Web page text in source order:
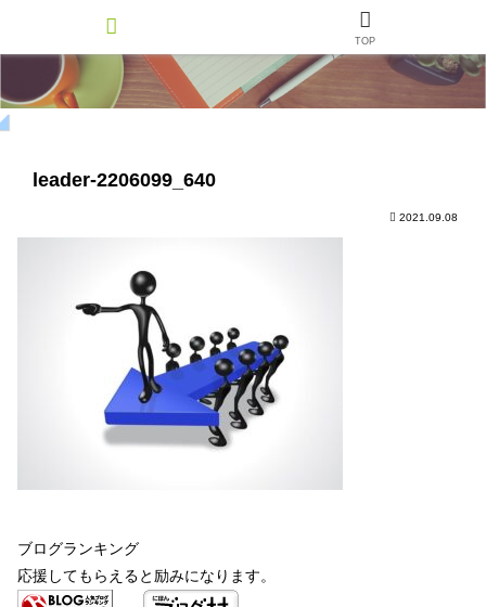
leader-2206099_640
2021.09.08
ブログランキング
応援してもらえると励みになります。
TOP